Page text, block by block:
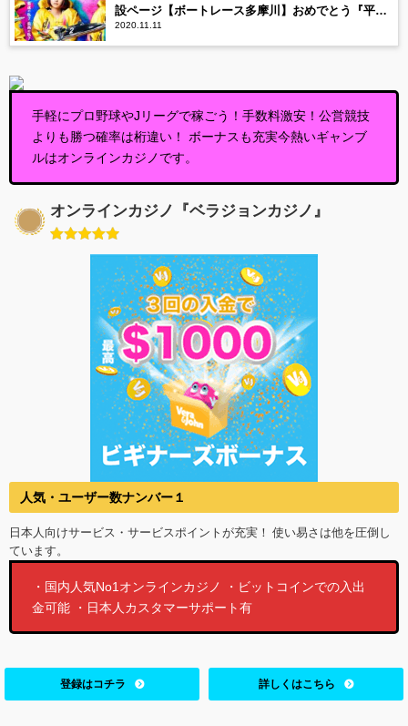
設ページ【ボートレース多摩川】おめでとう『平山
智加』
2020.11.11
手軽にプロ野球やJリーグで稼ごう！手数料激安！公営競技
よりも勝つ確率は桁違い！ ボーナスも充実今熱いギャンブ
ルはオンラインカジノです。
オンラインカジノ『ベラジョンカジノ』
人気・ユーザー数ナンバー１
日本人向けサービス・サービスポイントが充実！ 使い易さは他を圧倒し
ています。
・国内人気No1オンラインカジノ ・ビットコインでの入出
金可能 ・日本人カスタマーサポート有
登録はコチラ 詳しくはこちら